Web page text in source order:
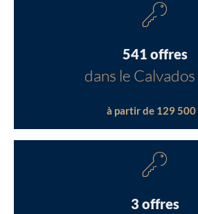
541 offres
dans le
à partir de 129 500
3 offres